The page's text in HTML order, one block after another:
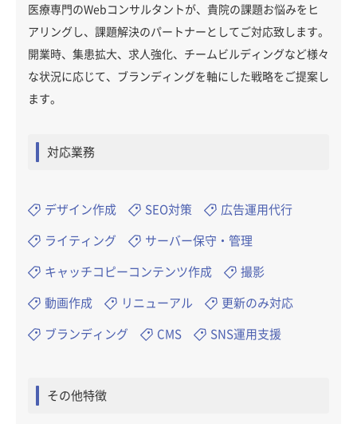
医療専門のWebコンサルタントが、貴院の課題お悩みをヒ
アリングし、課題解決のパートナーとしてご対応致します。
開業時、集患拡大、求人強化、チームビルディングなど様々
な状況に応じて、ブランディングを軸にした戦略をご提案し
ます。
対応業務
デザイン作成 SEO対策 広告運用代行
ライティング サーバー保守・管理
キャッチコピーコンテンツ作成 撮影
動画作成 リニューアル 更新のみ対応
ブランディング CMS SNS運用支援
その他特徴